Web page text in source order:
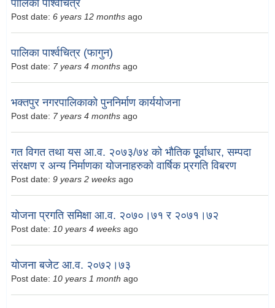
पालिका पार्श्वचित्र
Post date: 6 years 12 months ago
पालिका पार्श्वचित्र (फागुन)
Post date: 7 years 4 months ago
भक्तपुर नगरपालिकाको पुननिर्माण कार्ययोजना
Post date: 7 years 4 months ago
गत विगत तथा यस आ.व. २०७३/७४ को भौतिक पूूर्वाधार, सम्पदा
संरक्षण र अन्य निर्माणका योजनाहरुको वार्षिक प्र्रगति विबरण
Post date: 9 years 2 weeks ago
योजना प्रगति समिक्षा आ.व. २०७०।७१ र २०७१।७२
Post date: 10 years 4 weeks ago
योजना बजेट आ.व. २०७२।७३
Post date: 10 years 1 month ago